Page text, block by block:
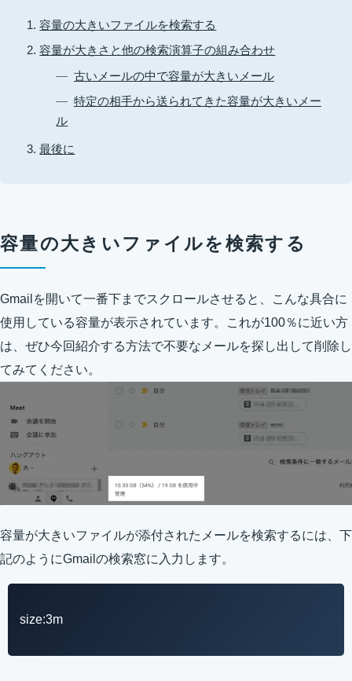
容量の大きいファイルを検索する
容量が大きさと他の検索演算子の組み合わせ
古いメールの中で容量が大きいメール
特定の相手から送られてきた容量が大きいメー
ル
最後に
容量の大きいファイルを検索する
Gmailを開いて一番下までスクロールさせると、こんな具合に
使用している容量が表示されています。これが100％に近い方
は、ぜひ今回紹介する方法で不要なメールを探し出して削除し
てみてください。
容量が大きいファイルが添付されたメールを検索するには、下
記のようにGmailの検索窓に入力します。
size:3m